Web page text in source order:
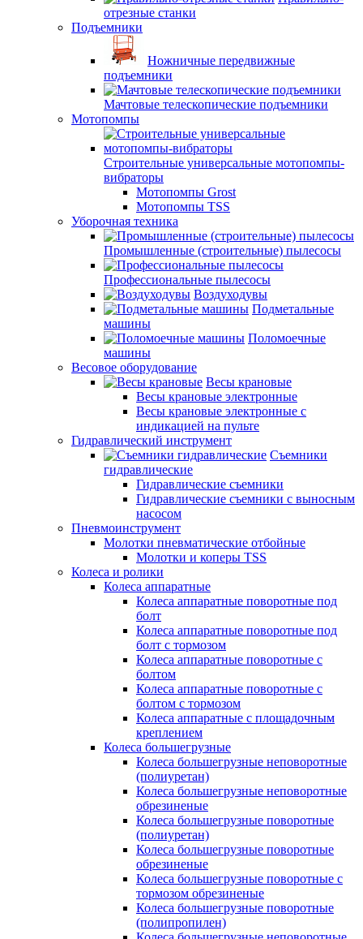
отрезные станки
Подъемники
Ножничные передвижные
подъемники
Мачтовые телескопические подъемники
Мотопомпы
Строительные универсальные мотопомпы-
вибраторы
Мотопомпы Grost
Мотопомпы TSS
Уборочная техника
Промышленные (строительные) пылесосы
Профессиональные пылесосы
Воздуходувы
Подметальные
машины
Поломоечные
машины
Весовое оборудование
Весы крановые
Весы крановые электронные
Весы крановые электронные с
индикацией на пульте
Гидравлический инструмент
Съемники
гидравлические
Гидравлические съемники
Гидравлические cъемники с выносным
насосом
Пневмоинструмент
Молотки пневматические отбойные
Молотки и коперы TSS
Колеса и ролики
Колеса аппаратные
Колеса аппаратные поворотные под
болт
Колеса аппаратные поворотные под
болт с тормозом
Колеса аппаратные поворотные с
болтом
Колеса аппаратные поворотные с
болтом с тормозом
Колеса аппаратные с площадочным
креплением
Колеса большегрузные
Колеса большегрузные неповоротные
(полиуретан)
Колеса большегрузные неповоротные
обрезиненые
Колеса большегрузные поворотные
(полиуретан)
Колеса большегрузные поворотные
обрезиненые
Колеса большегрузные поворотные с
тормозом обрезиненые
Колеса большегрузные поворотные
(полипропилен)